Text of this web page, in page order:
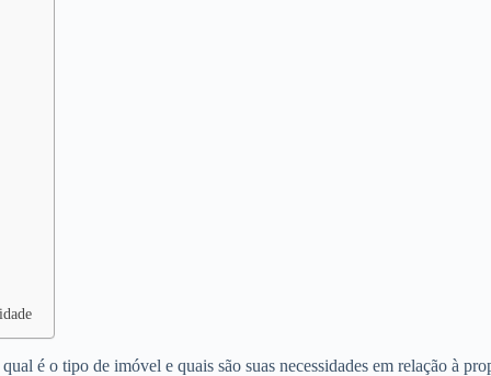
é o tipo de imóvel e quais são suas necessidades em relação à